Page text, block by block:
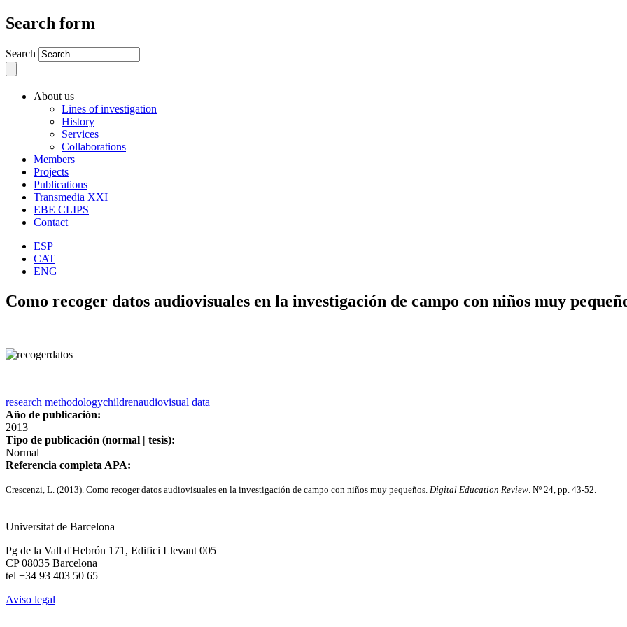
Search form
Search
About us
Lines of investigation
History
Services
Collaborations
Members
Projects
Publications
Transmedia XXI
EBE CLIPS
Contact
ESP
CAT
ENG
Como recoger datos audiovisuales en la investigación de campo con niños muy
research methodologychildrenaudiovisual data
Año de publicación:
2013
Tipo de publicación (normal | tesis):
Normal
Referencia completa APA:
Crescenzi, L. (2013). Como recoger datos audiovisuales en la investigación de campo con niños muy pequeños. Digital Education Review . Nº 24, pp. 43-52.
Universitat de Barcelona
Pg de la Vall d'Hebrón 171, Edifici Llevant 005
CP 08035 Barcelona
tel +34 93 403 50 65
Aviso legal